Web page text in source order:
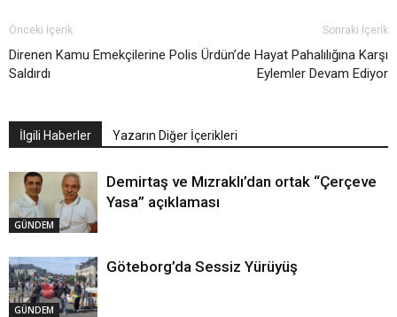
Önceki İçerik
Direnen Kamu Emekçilerine Polis
Saldırdı
Sonraki İçerik
Ürdün’de Hayat Pahalılığına Karşı
Eylemler Devam Ediyor
İlgili Haberler Yazarın Diğer İçerikleri
GÜNDEM
Demirtaş ve Mızraklı’dan ortak “Çerçeve
Yasa” açıklaması
GÜNDEM
Göteborg’da Sessiz Yürüyüş